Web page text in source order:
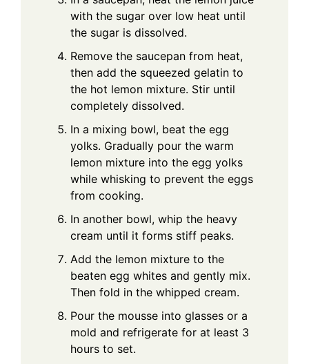
with the sugar over low heat until
the sugar is dissolved.
Remove the saucepan from heat,
then add the squeezed gelatin to
the hot lemon mixture. Stir until
completely dissolved.
In a mixing bowl, beat the egg
yolks. Gradually pour the warm
lemon mixture into the egg yolks
while whisking to prevent the eggs
from cooking.
In another bowl, whip the heavy
cream until it forms stiff peaks.
Add the lemon mixture to the
beaten egg whites and gently mix.
Then fold in the whipped cream.
Pour the mousse into glasses or a
mold and refrigerate for at least 3
hours to set.